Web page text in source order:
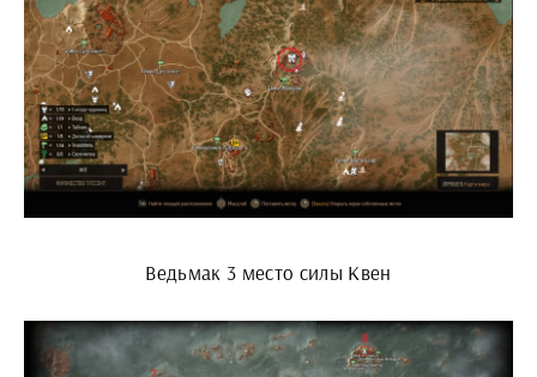
Ведьмак 3 место силы Квен